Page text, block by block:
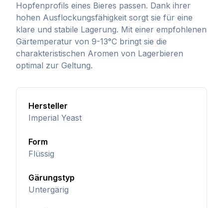
Hopfenprofils eines Bieres passen. Dank ihrer
hohen Ausflockungsfähigkeit sorgt sie für eine
klare und stabile Lagerung. Mit einer empfohlenen
Gärtemperatur von 9-13°C bringt sie die
charakteristischen Aromen von Lagerbieren
optimal zur Geltung.
Hersteller
Imperial Yeast
Form
Flüssig
Gärungstyp
Untergärig